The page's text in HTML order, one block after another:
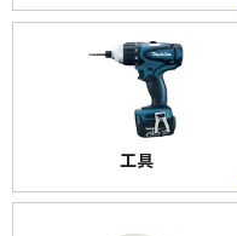
工具